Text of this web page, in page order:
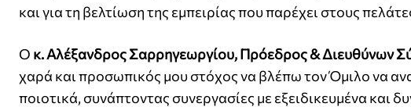
και για τη βελτίωση της εμπειρίας που παρέχει στους
Ο κ. Αλέξανδρος Σαρρηγεωργίου, Πρόεδρος & Διευθύνων
χαρά και προσωπικός μου στόχος να βλέπω τον Όμιλο να
ποιοτικά, συνάπτοντας συνεργασίες με εξειδικευμένα και